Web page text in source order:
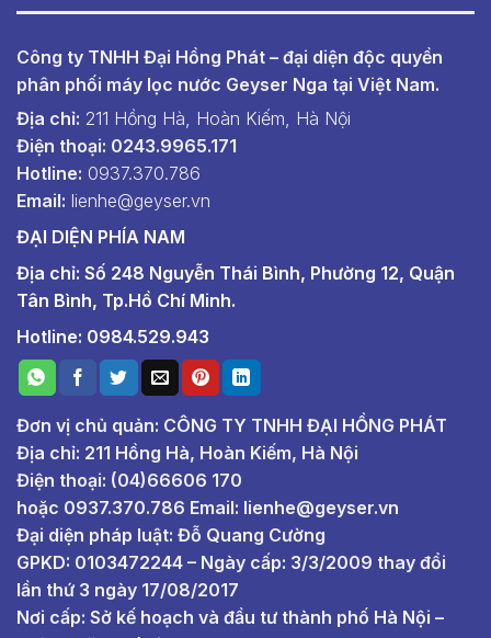
Công ty TNHH Đại Hồng Phát – đại diện độc quyền
phân phối máy lọc nước Geyser Nga tại Việt Nam.
Địa chỉ: 211 Hồng Hà, Hoàn Kiếm, Hà Nội
Điện thoại: 0243.9965.171
Hotline: 0937.370.786
Email: lienhe@geyser.vn
ĐẠI DIỆN PHÍA NAM
Địa chỉ: Số 248 Nguyễn Thái Bình, Phường 12, Quận
Tân Bình, Tp.Hồ Chí Minh.
Hotline: 0984.529.943
Đơn vị chủ quản: CÔNG TY TNHH ĐẠI HỒNG PHÁT
Địa chỉ: 211 Hồng Hà, Hoàn Kiếm, Hà Nội
Điện thoại: (04)66606 170
hoặc 0937.370.786 Email: lienhe@geyser.vn
Đại diện pháp luật: Đỗ Quang Cường
GPKD: 0103472244 – Ngày cấp: 3/3/2009 thay đổi
lần thứ 3 ngày 17/08/2017
Nơi cấp: Sở kế hoạch và đầu tư thành phố Hà Nội –